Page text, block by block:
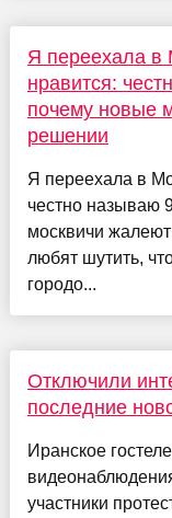
Я переехала в
нравится:
почему новые
решении
Я переехала в
честно называю
москвичи
любят шутить,
городо...
Отключили
последние
Иранское
участники